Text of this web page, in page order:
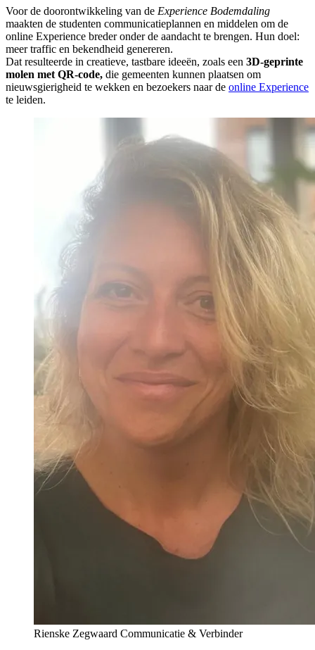
Voor de doorontwikkeling van de Experience Bodemdaling
maakten de studenten communicatieplannen en middelen om de
online Experience breder onder de aandacht te brengen. Hun doel:
meer traffic en bekendheid genereren.
Dat resulteerde in creatieve, tastbare ideeën, zoals een 3D-geprinte
molen met QR-code, die gemeenten kunnen plaatsen om
nieuwsgierigheid te wekken en bezoekers naar de online Experience
te leiden.
Rienske Zegwaard Communicatie & Verbinder